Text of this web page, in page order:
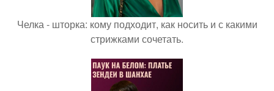
Челка - шторка: кому подходит, как носить и с какими
стрижками сочетать.